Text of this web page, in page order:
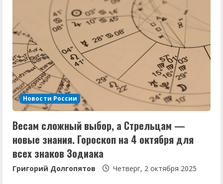
ь
ч
т
е
н
и
е
Новости России
Весам сложный выбор, а Стрельцам —
новые знания. Гороскоп на 4 октября для
всех знаков Зодиака
Григорий Долгопятов Четверг, 2 октября 2025